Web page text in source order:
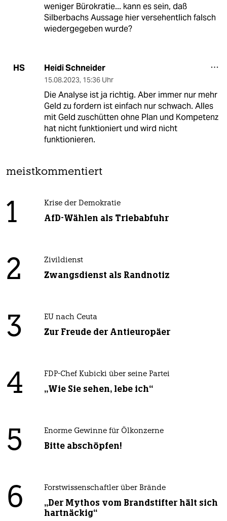
weniger Bürokratie... kann es sein, daß
Silberbachs Aussage hier versehentlich falsch
wiedergegeben wurde?
HS Heidi Schneider
15.08.2023, 15:36 Uhr
Die Analyse ist ja richtig. Aber immer nur mehr
Geld zu fordern ist einfach nur schwach. Alles
mit Geld zuschütten ohne Plan und Kompetenz
hat nicht funktioniert und wird nicht
funktionieren.
meistkommentiert
1 Krise der Demokratie
AfD-Wählen als Triebabfuhr
2 Zivildienst
Zwangsdienst als Randnotiz
3 EU nach Ceuta
Zur Freude der Antieuropäer
4 FDP-Chef Kubicki über seine Partei
„Wie Sie sehen, lebe ich“
5 Enorme Gewinne für Ölkonzerne
Bitte abschöpfen!
6 Forstwissenschaftler über Brände
„Der Mythos vom Brandstifter hält sich
hartnäckig“